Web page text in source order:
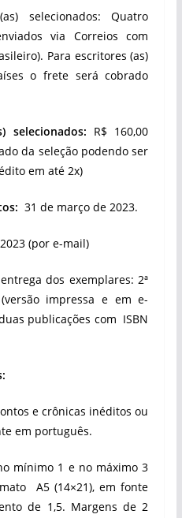
selecionados: Quatro
via Correios com
Para escritores (as)
o frete será cobrado
selecionados: R$ 160,00
da seleção podendo ser
em até 2x)
31 de março de 2023.
(por e-mail)
dos exemplares: 2ª
impressa e em e-
publicações com ISBN
e crônicas inéditos ou
em português.
mínimo 1 e no máximo 3
A5 (14×21), em fonte
de 1,5. Margens de 2